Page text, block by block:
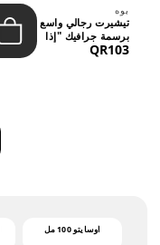
بوه
تيشيرت رجالي واسع
برسمة جرافيك "إذا
لم نُعجبك...
QR103
أوسايتو 100 مل